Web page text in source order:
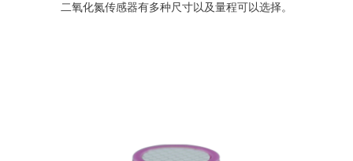
二氧化氮传感器有多种尺寸以及量程可以选择。